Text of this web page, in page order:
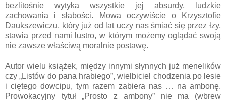
bezlitośnie wytyka wszystkie jej absurdy, ludzkie
zachowania i słabości. Mowa oczywiście o Krzysztofie
Daukszewiczu, który już od lat uczy nas śmiać się przez łzy,
stawia przed nami lustro, w którym możemy oglądać swoją
nie zawsze właściwą moralnie postawę.
Autor wielu książek, między innymi słynnych już menelików
czy „Listów do pana hrabiego”, wielbiciel chodzenia po lesie
i ciętego dowcipu, tym razem zabiera nas … na ambonę.
Prowokacyjny tytuł „Prosto z ambony” nie ma (wbrew